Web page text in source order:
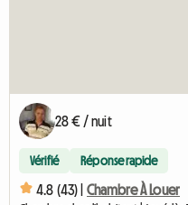
28 € / nuit
Vérifié Réponse rapide
4.8 (43) | Chambre À Louer